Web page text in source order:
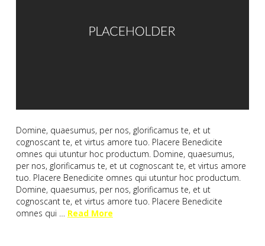
Domine, quaesumus, per nos, glorificamus te, et ut
cognoscant te, et virtus amore tuo. Placere Benedicite
omnes qui utuntur hoc productum. Domine, quaesumus,
per nos, glorificamus te, et ut cognoscant te, et virtus amore
tuo. Placere Benedicite omnes qui utuntur hoc productum.
Domine, quaesumus, per nos, glorificamus te, et ut
cognoscant te, et virtus amore tuo. Placere Benedicite
omnes qui … Read More